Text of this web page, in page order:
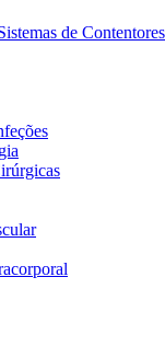
na B. Braun.
de